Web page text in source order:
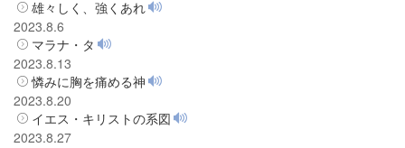
雄々しく、強くあれ
2023.8.6
マラナ・タ
2023.8.13
憐みに胸を痛める神
2023.8.20
イエス・キリストの系図
2023.8.27